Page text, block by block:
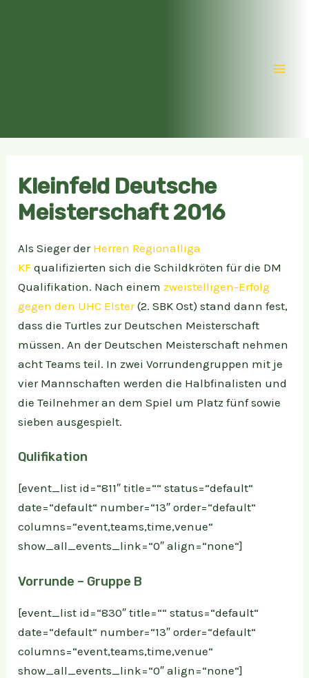
Kleinfeld Deutsche
Meisterschaft 2016
Als Sieger der Herren Regionalliga
KF qualifizierten sich die Schildkröten für die DM
Qualifikation. Nach einem zweistelligen-Erfolg
gegen den UHC Elster(2. SBK Ost) stand dann fest,
dass die Turtles zur Deutschen Meisterschaft
müssen. An der Deutschen Meisterschaft nehmen
acht Teams teil. In zwei Vorrundengruppen mit je
vier Mannschaften werden die Halbfinalisten und
die Teilnehmer an dem Spiel um Platz fünf sowie
sieben ausgespielt.
Qulifikation
[event_list id=“811″ title=““ status=“default“
date=“default“ number=“13″ order=“default“
columns=“event,teams,time,venue“
show_all_events_link=“0″ align=“none“]
Vorrunde – Gruppe B
[event_list id=“830″ title=““ status=“default“
date=“default“ number=“13″ order=“default“
columns=“event,teams,time,venue“
show_all_events_link=“0″ align=“none“]